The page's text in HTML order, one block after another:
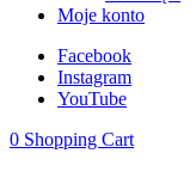
Moje konto
Facebook
Instagram
YouTube
0 Shopping Cart